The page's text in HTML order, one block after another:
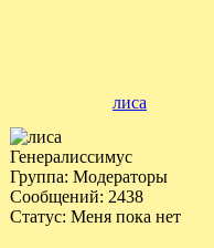
лиса
Генералиссимус
Группа: Модераторы
Сообщений: 2438
Статус: Меня пока нет